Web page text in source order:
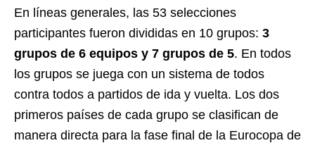
En líneas generales, las 53 selecciones
participantes fueron divididas en 10 grupos: 3
grupos de 6 equipos y 7 grupos de 5. En todos
los grupos se juega con un sistema de todos
contra todos a partidos de ida y vuelta. Los dos
primeros países de cada grupo se clasifican de
manera directa para la fase final de la Eurocopa de